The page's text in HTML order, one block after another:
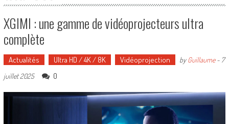
XGIMI : une gamme de vidéoprojecteurs ultra
complète
Actualités Ultra HD / 4K / 8K Vidéoprojection byGuillaume- 7
juillet 2025
0